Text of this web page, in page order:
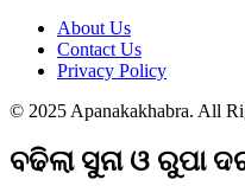
About Us
Contact Us
Privacy Policy
© 2025 Apanakakhabra. All
ବଢିଲା ସୁନା ଓ ରୁପା